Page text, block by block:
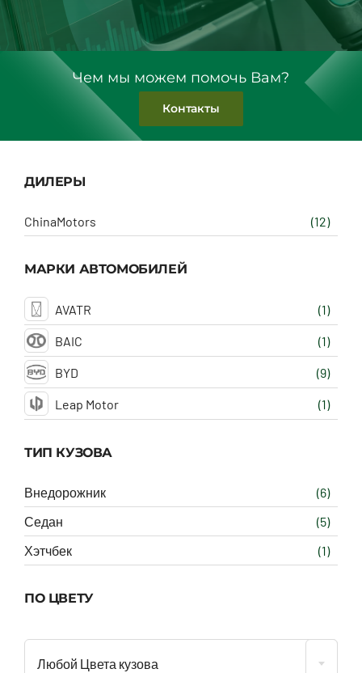
Чем мы можем помочь Вам?
Контакты
ДИЛЕРЫ
ChinaMotors (12)
МАРКИ АВТОМОБИЛЕЙ
AVATR (1)
BAIC (1)
BYD (9)
Leap Motor (1)
ТИП КУЗОВА
Внедорожник
(6)
Седан
(5)
Хэтчбек
(1)
ПО ЦВЕТУ
Любой Цвета кузова